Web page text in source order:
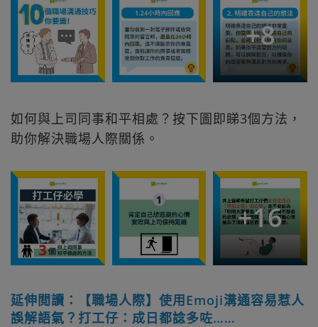
+8
如何與上司同事和平相處？按下圖即睇3個方法，
助你解決職場人際關係。
+16
延伸閲讀：【職場人際】使用Emoji溝通容易惹人
誤解語氣？打工仔：成日都諗多咗……